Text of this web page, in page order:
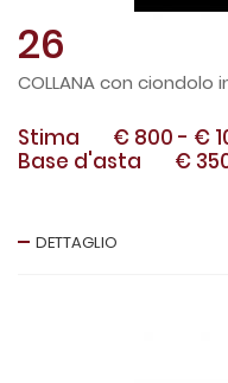
26
COLLANA con ciondolo
Stima € 800 - €
Base d'asta
€
DETTAGLIO